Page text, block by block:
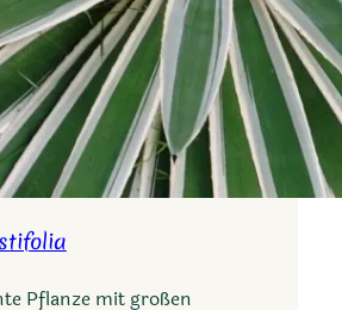
Pflanze mit großen